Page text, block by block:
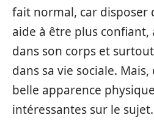
fait normal, car disposer
aide à être plus confiant,
dans son corps et
dans sa vie sociale.
belle apparence
intéressantes sur le sujet.